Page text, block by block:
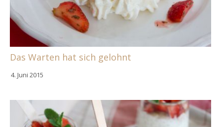
Das Warten hat sich gelohnt
4. Juni 2015